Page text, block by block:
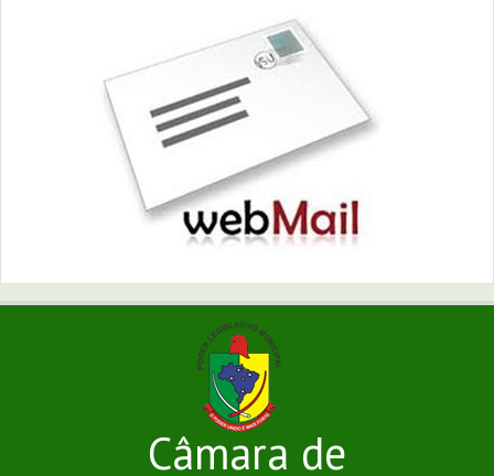
Câmara de